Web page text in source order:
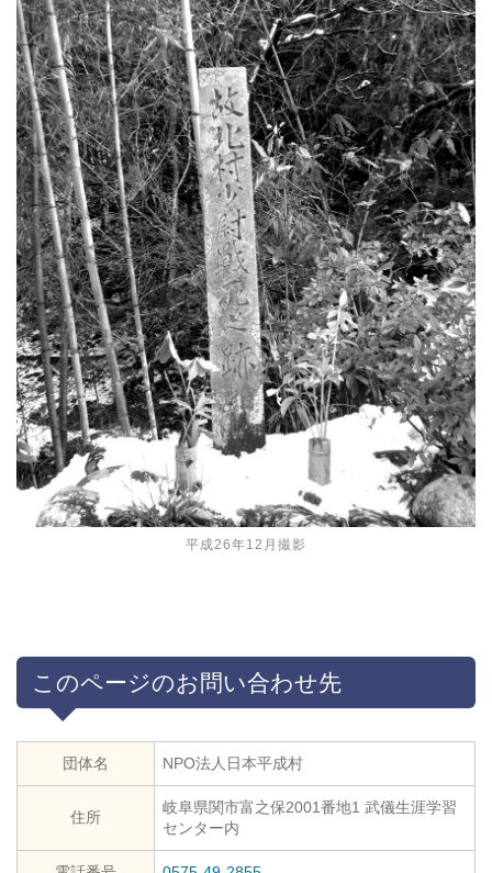
平成26年12月撮影
このページのお問い合わせ先
団体名 NPO法人日本平成村
住所
岐阜県関市富之保2001番地1 武儀生涯学習
センター内